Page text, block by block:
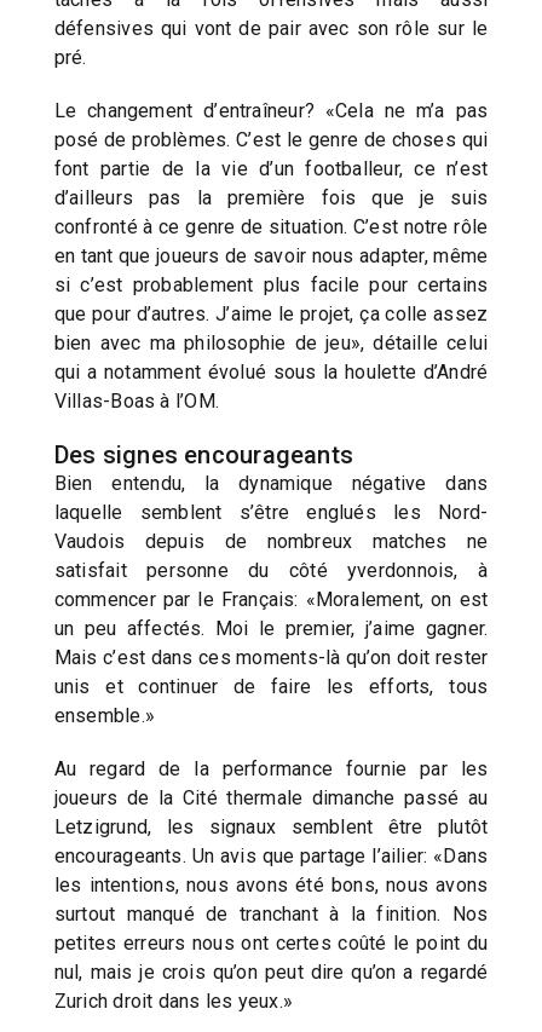
défensives qui vont de pair avec son rôle sur le
pré.
Le changement d’entraîneur? «Cela ne m’a pas
posé de problèmes. C’est le genre de choses qui
font partie de la vie d’un footballeur, ce n’est
d’ailleurs pas la première fois que je suis
confronté à ce genre de situation. C’est notre rôle
en tant que joueurs de savoir nous adapter, même
si c’est probablement plus facile pour certains
que pour d’autres. J’aime le projet, ça colle assez
bien avec ma philosophie de jeu», détaille celui
qui a notamment évolué sous la houlette d’André
Villas-Boas à l’OM.
Des signes encourageants
Bien entendu, la dynamique négative dans
laquelle semblent s’être englués les Nord-
Vaudois depuis de nombreux matches ne
satisfait personne du côté yverdonnois, à
commencer par le Français: «Moralement, on est
un peu affectés. Moi le premier, j’aime gagner.
Mais c’est dans ces moments-là qu’on doit rester
unis et continuer de faire les efforts, tous
ensemble.»
Au regard de la performance fournie par les
joueurs de la Cité thermale dimanche passé au
Letzigrund, les signaux semblent être plutôt
encourageants. Un avis que partage l’ailier: «Dans
les intentions, nous avons été bons, nous avons
surtout manqué de tranchant à la finition. Nos
petites erreurs nous ont certes coûté le point du
nul, mais je crois qu’on peut dire qu’on a regardé
Zurich droit dans les yeux.»